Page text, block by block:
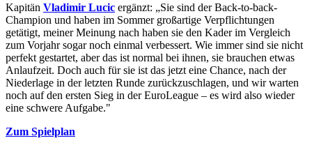
Kapitän Vladimir Lucic ergänzt: „Sie sind der Back-to-back-
Champion und haben im Sommer großartige Verpflichtungen
getätigt, meiner Meinung nach haben sie den Kader im Vergleich
zum Vorjahr sogar noch einmal verbessert. Wie immer sind sie nicht
perfekt gestartet, aber das ist normal bei ihnen, sie brauchen etwas
Anlaufzeit. Doch auch für sie ist das jetzt eine Chance, nach der
Niederlage in der letzten Runde zurückzuschlagen, und wir warten
noch auf den ersten Sieg in der EuroLeague – es wird also wieder
eine schwere Aufgabe."
Zum Spielplan